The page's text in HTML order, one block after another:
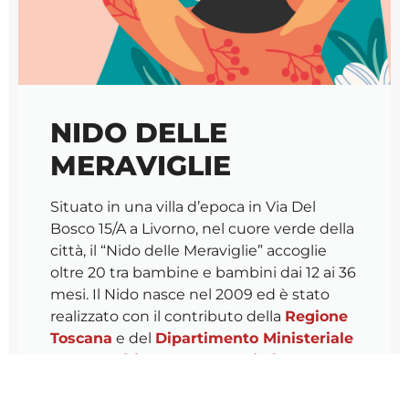
NIDO DELLE
MERAVIGLIE
Situato in una villa d’epoca in Via Del
Bosco 15/A a Livorno, nel cuore verde della
città, il “Nido delle Meraviglie” accoglie
oltre 20 tra bambine e bambini dai 12 ai 36
mesi. Il Nido nasce nel 2009 ed è stato
realizzato con il contributo della Regione
Toscana e del Dipartimento Ministeriale